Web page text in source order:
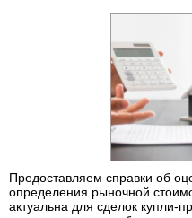
Предоставляем справки об
определения рыночной
актуальна для сделок купли-